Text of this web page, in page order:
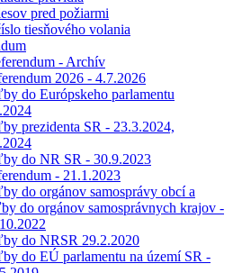
pred požiarmi
tiesňového volania
- Archív
2026 - 4.7.2026
do Európskeho parlamentu
prezidenta SR - 23.3.2024,
do NR SR - 30.9.2023
- 21.1.2023
do orgánov samosprávy obcí a
do orgánov samosprávnych krajov -
do NRSR 29.2.2020
do EÚ parlamentu na území SR -